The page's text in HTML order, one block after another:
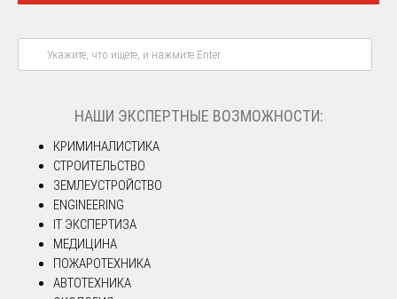
НАШИ ЭКСПЕРТНЫЕ ВОЗМОЖНОСТИ:
КРИМИНАЛИСТИКА
СТРОИТЕЛЬСТВО
ЗЕМЛЕУСТРОЙСТВО
ENGINEERING
IT ЭКСПЕРТИЗА
МЕДИЦИНА
ПОЖАРОТЕХНИКА
АВТОТЕХНИКА